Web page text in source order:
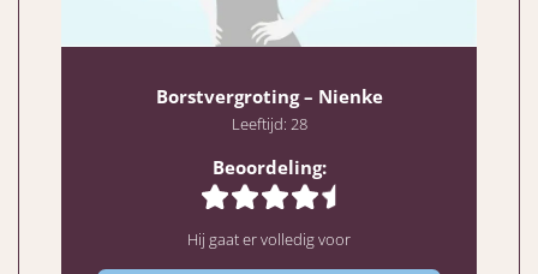
Borstvergroting – Nienke
Leeftijd: 28
Beoordeling:
Hij gaat er volledig voor